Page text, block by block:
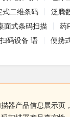
式二维条码
泛腾
面式条码扫描
药
码设备 语
便携
器产品信息展示